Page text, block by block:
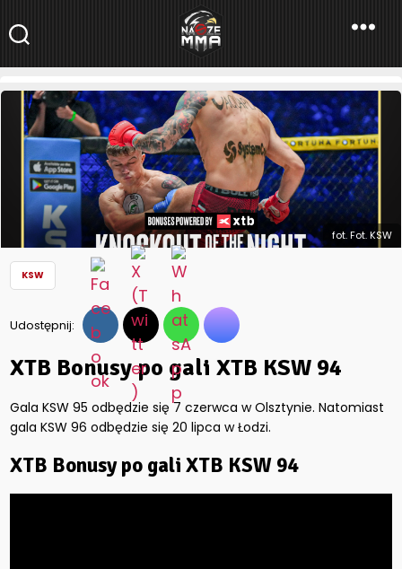
NaszeMMA
NaszeMMA.pl»Aktualności»Polskie MMA»KSW»XTB Bonusy po
gali XTB KSW 94
fot. Fot. KSW
KSW
Udostępnij:
XTB Bonusy po gali XTB KSW 94
Gala KSW 95 odbędzie się 7 czerwca w Olsztynie. Natomiast
gala KSW 96 odbędzie się 20 lipca w Łodzi.
XTB Bonusy po gali XTB KSW 94